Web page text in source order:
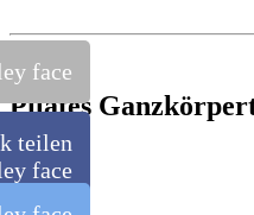
Pilates
teilen